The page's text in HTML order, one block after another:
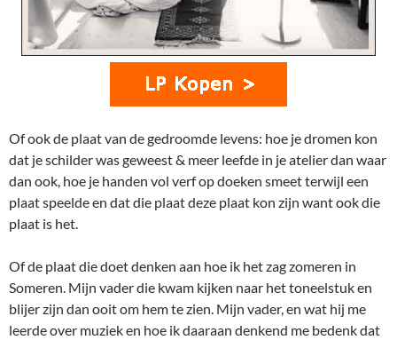
Of ook de plaat van de gedroomde levens: hoe je dromen kon
dat je schilder was geweest & meer leefde in je atelier dan waar
dan ook, hoe je handen vol verf op doeken smeet terwijl een
plaat speelde en dat die plaat deze plaat kon zijn want ook die
plaat is het.
Of de plaat die doet denken aan hoe ik het zag zomeren in
Someren. Mijn vader die kwam kijken naar het toneelstuk en
blijer zijn dan ooit om hem te zien. Mijn vader, en wat hij me
leerde over muziek en hoe ik daaraan denkend me bedenk dat